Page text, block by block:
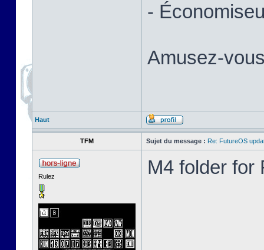
-
Amusez-
Haut
TFM Sujet du message : Re: FutureOS
Rulez M4 folder for